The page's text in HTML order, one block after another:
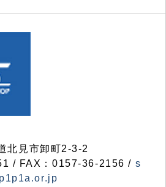
見市卸町2-3-2
/ FAX：0157-36-2156 / s